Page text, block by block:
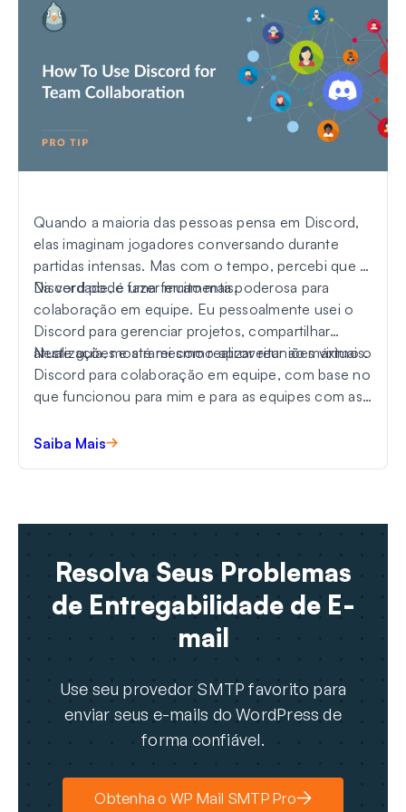
Quando a maioria das pessoas pensa em Discord,
elas imaginam jogadores conversando durante
partidas intensas. Mas com o tempo, percebi que o
Discord pode fazer muito mais.
Na verdade, é uma ferramenta poderosa para
colaboração em equipe. Eu pessoalmente usei o
Discord para gerenciar projetos, compartilhar
atualizações e até mesmo realizar reuniões virtuais.
Neste guia, mostrarei como aproveitar ao máximo o
Discord para colaboração em equipe, com base no
que funcionou para mim e para as equipes com as
Saiba Mais
Resolva Seus Problemas
de Entregabilidade de E-
mail
Use seu provedor SMTP favorito para
enviar seus e-mails do WordPress de
forma confiável.
Obtenha o WP Mail SMTP Pro